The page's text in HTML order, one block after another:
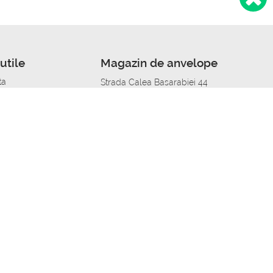
Magazin de anvelope
Strada Calea Basarabiei 44